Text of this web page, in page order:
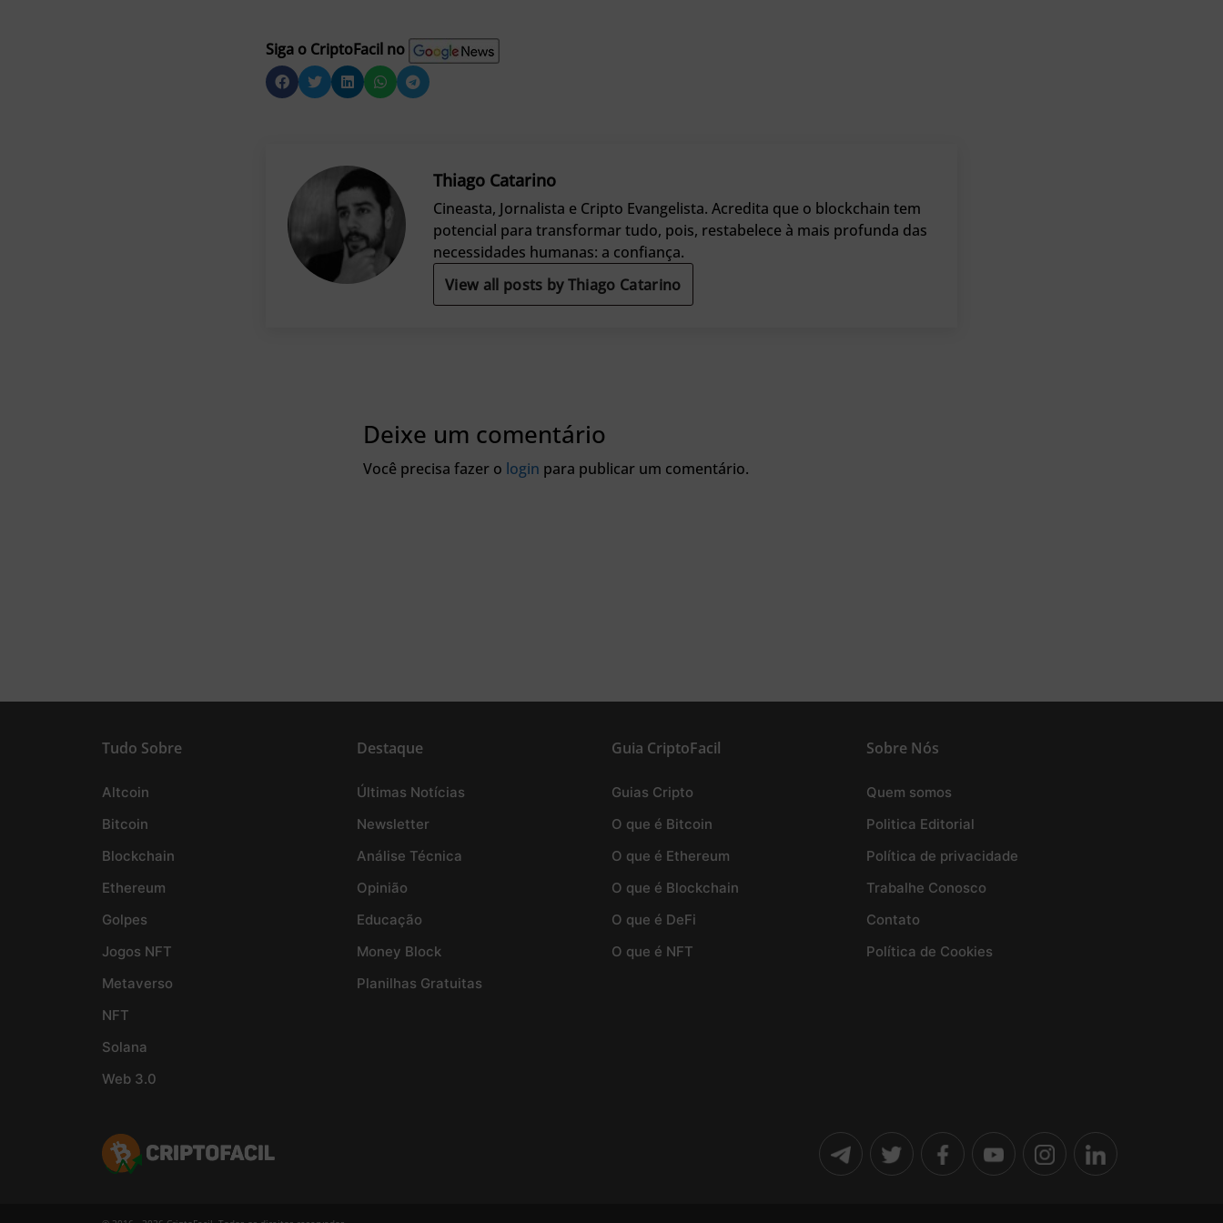
Siga o CriptoFacil no
Thiago Catarino
Cineasta, Jornalista e Cripto Evangelista. Acredita que o blockchain tem
potencial para transformar tudo, pois, restabelece à mais profunda das
necessidades humanas: a confiança.
View all posts by Thiago Catarino
Deixe um comentário
Você precisa fazer o login para publicar um comentário.
Tudo Sobre
Altcoin
Bitcoin
Blockchain
Ethereum
Golpes
Jogos NFT
Metaverso
NFT
Solana
Web 3.0
Destaque
Últimas Notícias
Newsletter
Análise Técnica
Opinião
Educação
Money Block
Planilhas Gratuitas
Guia CriptoFacil
Guias Cripto
O que é Bitcoin
O que é Ethereum
O que é Blockchain
O que é DeFi
O que é NFT
Sobre Nós
Quem somos
Politica Editorial
Política de privacidade
Trabalhe Conosco
Contato
Política de Cookies